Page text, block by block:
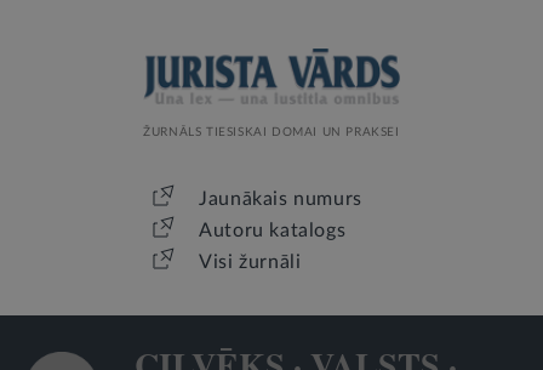
ŽURNĀLS TIESISKAI DOMAI UN PRAKSEI
Jaunākais numurs
Autoru katalogs
Visi žurnāli